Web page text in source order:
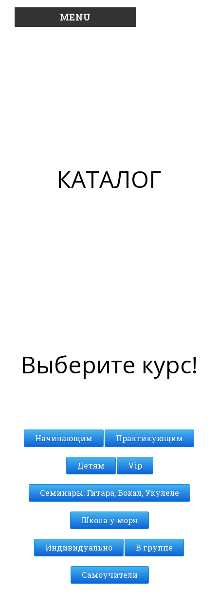
MENU
КАТАЛОГ
Выберите курс!
Начинающим Практикующим
Детям Vip
Семинары: Гитара, Вокал, Укулеле
Школа у моря
Индивидуально В группе
Самоучители